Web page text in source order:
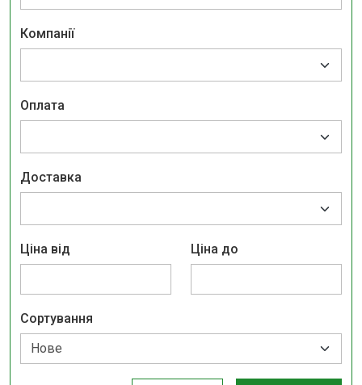
Компанії
Оплата
Доставка
Ціна від Ціна до
Сортування